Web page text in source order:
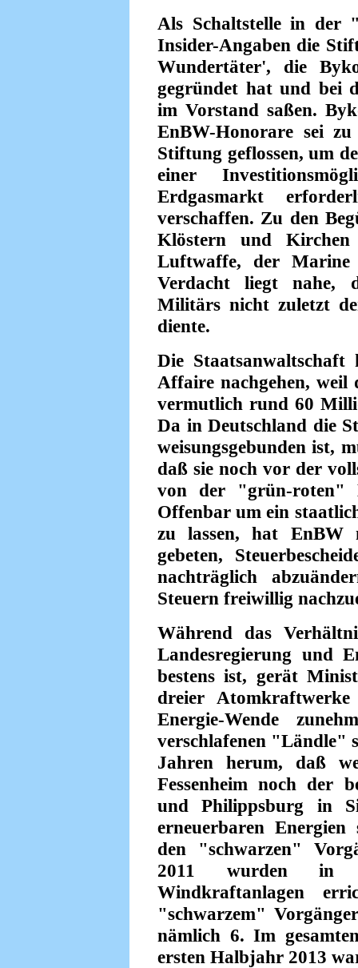
Als Schaltstelle in der
Insider-Angaben die
Wundertäter', die
gegründet hat und bei
im Vorstand saßen.
EnBW-Honorare sei
Stiftung geflossen, um
einer
Erdgasmarkt
verschaffen. Zu den
Klöstern und Kirchen
Luftwaffe, der Marine
Verdacht liegt nahe,
Militärs nicht zuletzt
diente.
Die
Affaire nachgehen, weil
vermutlich rund 60
Da in Deutschland die
weisungsgebunden ist,
daß sie noch vor der
von der "grün-roten"
Offenbar um ein
zu lassen, hat EnBW
gebeten,
nachträglich
Steuern freiwillig
Während das
Landesregierung und
bestens ist, gerät
dreier
Energie-Wende
verschlafenen "Ländle"
Jahren herum, daß
Fessenheim noch der
und Philippsburg in
erneuerbaren
den "schwarzen"
2011 wurden in
Windkraftanlagen
"schwarzem"
nämlich 6. Im
ersten Halbjahr 2013